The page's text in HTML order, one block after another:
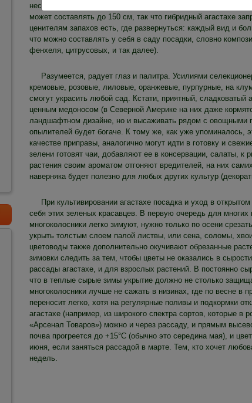
несколько видов, но агротехника их в целом схожа, и
может составлять до 150 см, так что гибридный агастахе
ценителям запахов есть, где развернуться: каждый вид и
что можно составлять у себя в саду посадки, словно
фенхеля, цитрусовых, и так далее).
Разумеется, радует глаз и палитра. Усилиями
кремовые, розовые, лиловые, оранжевые, пурпурные, на
смогут украсить любой сад. Кстати, приятный,
ценным медоносом (в Северной Америке на них даже
ландшафтном дизайне, но и высаживать рядом с овощными
опылителей будет богаче. К тому же, как уже упоминалось,
качестве приправы, аналогично могут идти в готовку и
зелени готовят чаи, добавляют ее в консервации, салаты,
растения своим ароматом отгоняют вредителей, на них
наверняка будет полезно для любых других культур
При культивировании агастахе посадка и уход в
себя этих зеленых красавцев. В первую очередь для многих
многоколосники легко зимуют, нужно только по осени
укрыть толстым слоем палой листвы, или сена, соломы,
цветоводы также дополнительно окучивают обрезанные
зимовки следить за тем, чтобы цветы не оказались в
рассады агастахе, и для взрослых растений. В постоянно
что в теплые сырые зимы укрытие должно не столько
многоколосники лучше не сажать в низинах, где по весне в
переносит легко, хотя на регулярные поливы и подкормки
агастахе (например, из широкого спектра сортов, которые
«Арсенал Товаров») можно и через рассаду, и прямым
почва прогреется до +15°C (обычно это середина мая), и
июня, если заняться рассадой в марте. Тем, кто хочет
недель.